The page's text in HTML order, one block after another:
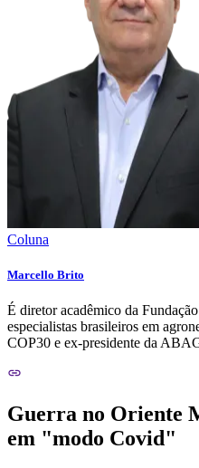
Coluna
Marcello Brito
É diretor acadêmico da
especialistas brasileiros em
COP30 e ex-presidente da
Guerra no Oriente
em "modo Covid"